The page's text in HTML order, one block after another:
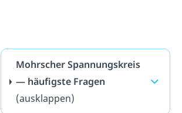
Mohrscher Spannungskreis
— häufigste Fragen
(ausklappen)